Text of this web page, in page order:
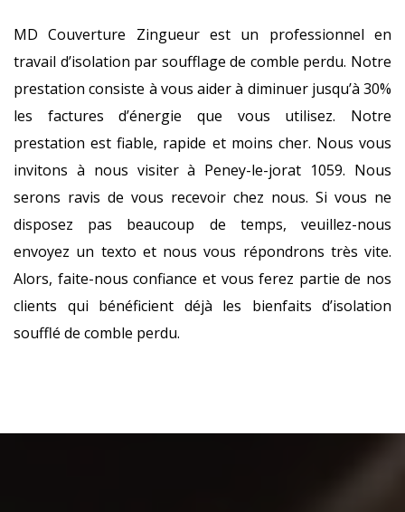
MD Couverture Zingueur est un professionnel en
travail d’isolation par soufflage de comble perdu. Notre
prestation consiste à vous aider à diminuer jusqu’à 30%
les factures d’énergie que vous utilisez. Notre
prestation est fiable, rapide et moins cher. Nous vous
invitons à nous visiter à Peney-le-jorat 1059. Nous
serons ravis de vous recevoir chez nous. Si vous ne
disposez pas beaucoup de temps, veuillez-nous
envoyez un texto et nous vous répondrons très vite.
Alors, faite-nous confiance et vous ferez partie de nos
clients qui bénéficient déjà les bienfaits d’isolation
soufflé de comble perdu.